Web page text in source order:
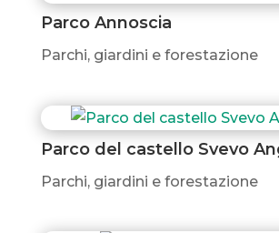
Parco Annoscia
Parchi, giardini e forestazione
Parco del castello Svevo
Parchi, giardini e forestazione